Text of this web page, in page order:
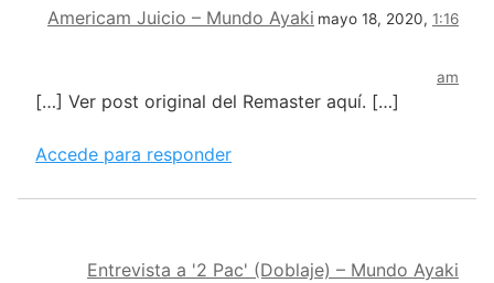
Americam Juicio – Mundo Ayaki mayo 18, 2020, 1:16
am
[…] Ver post original del Remaster aquí. […]
Accede para responder
Entrevista a '2 Pac' (Doblaje) – Mundo Ayaki